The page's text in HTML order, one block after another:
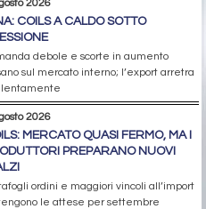
2026
COILS A CALDO SOTTO
debole e scorte in aumento
sul mercato interno; l’export arretra
lentamente
2026
MERCATO QUASI FERMO, MA I
PREPARANO NUOVI
ordini e maggiori vincoli all’import
le attese per settembre